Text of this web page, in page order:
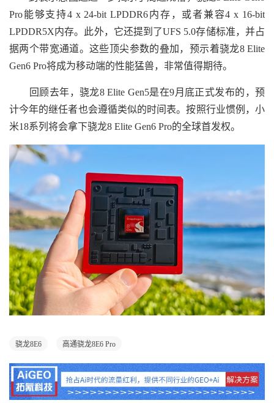
Pro能够支持4 x 24-bit LPDDR6内存，或者兼容4 x 16-bit
LPDDR5X内存。此外，它还提到了UFS 5.0存储标准，并占
据两个带宽通道。这些顶尖参数的叠加，预示着骁龙8 Elite
Gen6 Pro将成为移动端的性能猛兽，非常值得期待。
回顾去年，骁龙8 Elite Gen5是在9月底正式发布的，预
计今年的继任者也会遵循类似的时间表。按照行业惯例，小
米18系列将会拿下骁龙8 Elite Gen6 Pro的全球首发权。
骁龙8E6 高通骁龙8E6 Pro